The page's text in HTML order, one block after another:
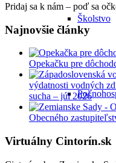
Školstvo
Pridaj sa k nám – poď sa
Najnovšie články
Opekačku pre
výdatnosti vodných
sucha – júl 2026
Obecného
Virtuálny Cintorín.sk